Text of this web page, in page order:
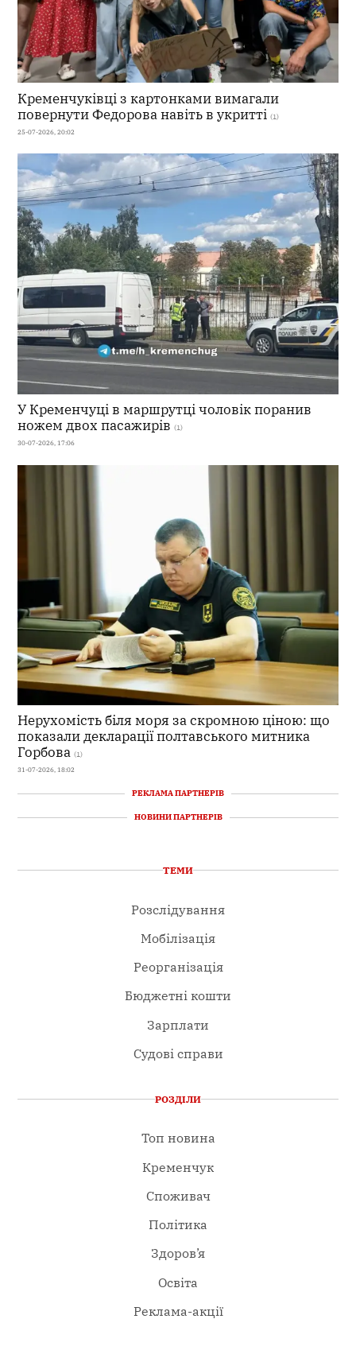
Кременчуківці з картонками вимагали
повернути Федорова навіть в укритті (1)
25-07-2026, 20:02
У Кременчуці в маршрутці чоловік поранив
ножем двох пасажирів (1)
30-07-2026, 17:06
Нерухомість біля моря за скромною ціною: що
показали декларації полтавського митника
Горбова (1)
31-07-2026, 18:02
РЕКЛАМА ПАРТНЕРІВ
НОВИНИ ПАРТНЕРІВ
ТЕМИ
Розслідування
Мобілізація
Реорганізація
Бюджетні кошти
Зарплати
Судові справи
РОЗДІЛИ
Топ новина
Кременчук
Споживач
Політика
Здоров’я
Освіта
Реклама-акції